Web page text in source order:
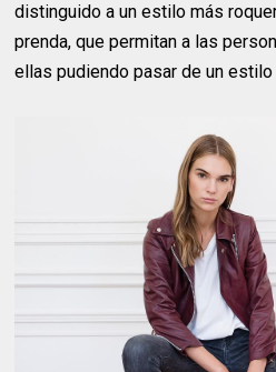
distinguido a un estilo más
prenda, que permitan a las
ellas pudiendo pasar de un